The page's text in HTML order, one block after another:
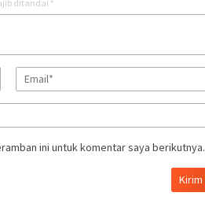
ditandai *
ini untuk komentar saya berikutnya.